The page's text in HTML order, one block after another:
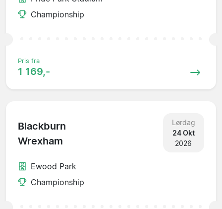
Championship
Pris fra
1 169,-
Blackburn
Wrexham
Lørdag
24 Okt
2026
Ewood Park
Championship